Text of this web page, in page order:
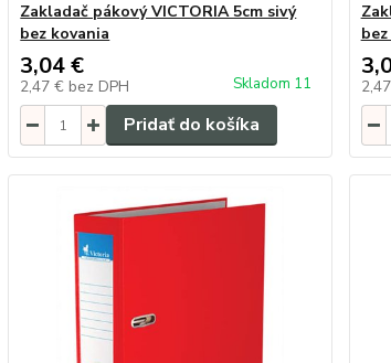
Zakladač pákový VICTORIA 5cm sivý
bez kovania
3,04 €
2,47 € bez DPH Skladom 11
Pridať do košíka